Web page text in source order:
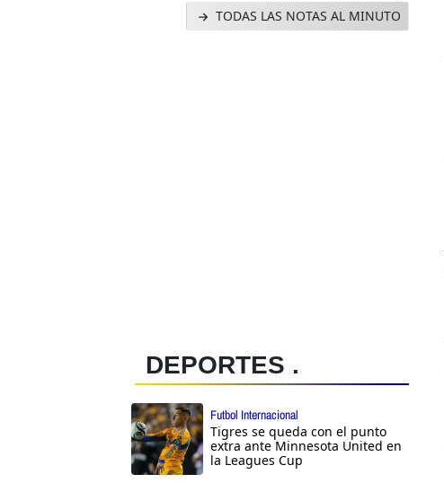
TODAS LAS NOTAS AL MINUTO
DEPORTES .
Futbol Internacional
Tigres se queda con el punto
extra ante Minnesota United en
la Leagues Cup